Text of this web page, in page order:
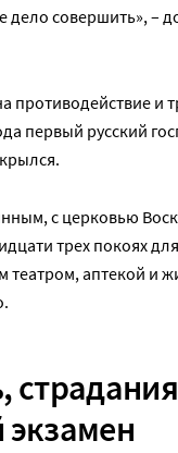
дело совершить», –
противодействие и
первый русский
с церковью
трех покоях
театром, аптекой и